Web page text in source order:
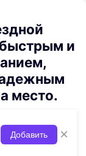
и
место.
Добавить ×